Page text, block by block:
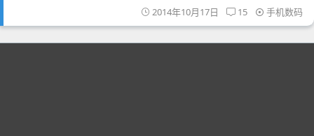
2014年10月17日 15 手机数码